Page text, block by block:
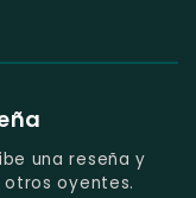
una reseña y
oyentes.